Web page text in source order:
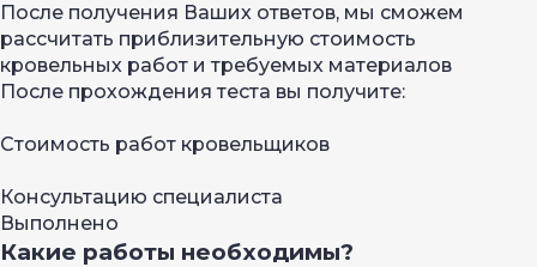
После получения Ваших ответов, мы сможем
рассчитать приблизительную стоимость
кровельных работ и требуемых материалов
После прохождения теста вы получите:
Стоимость работ кровельщиков
Консультацию специалиста
Выполнено
Какие работы необходимы?